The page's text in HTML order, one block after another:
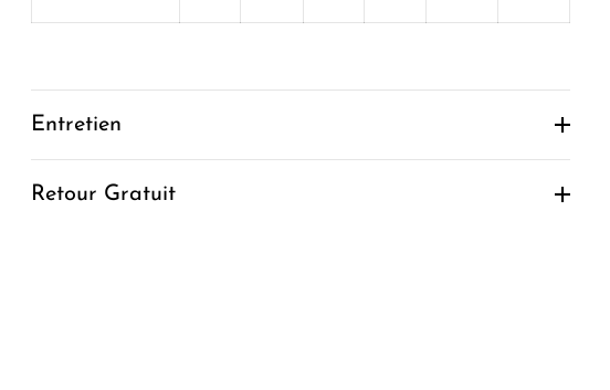
Entretien
Retour Gratuit